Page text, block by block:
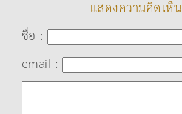
แสดงความคิดเห็น
ชื่อ :
email :